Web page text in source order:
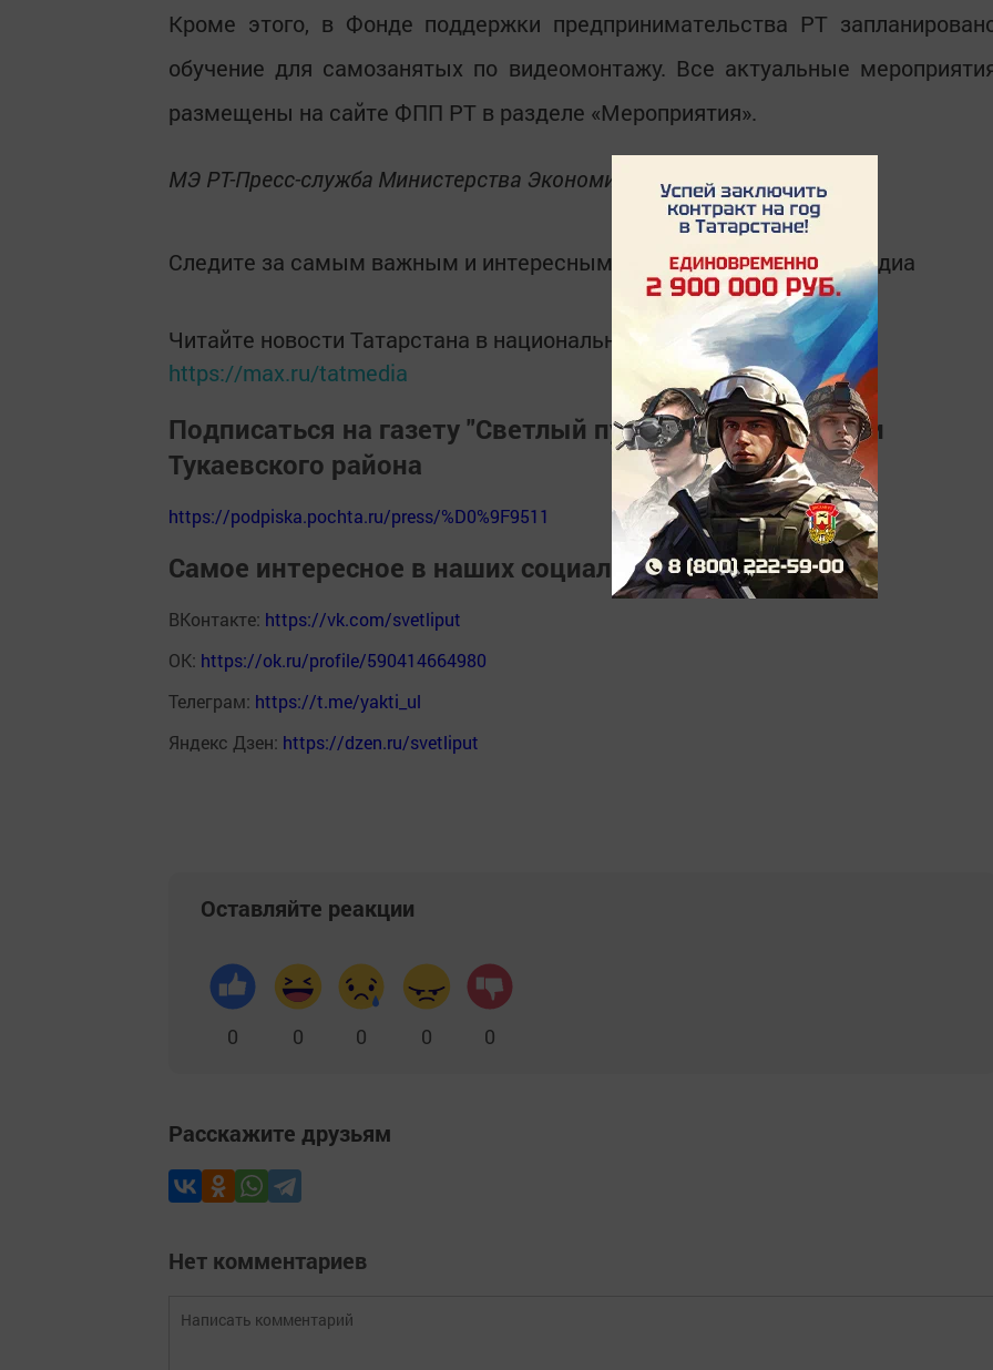
Кроме этого, в Фонде поддержки предпринимательства РТ
обучение для самозанятых по видеомонтажу. Все актуальные
размещены на сайте ФПП РТ в разделе «Мероприятия».
МЭ РТ-Пресс-служба Министерства Экономики
Следите за самым важным и интересным в Telegram-каналеТатмедиа
Читайте новости Татарстана в национальном мессенджере MАХ:
https://max.ru/tatmedia
Подписаться на газету "Светлый путь" и узнать о жизни
Тукаевского района
https://podpiska.pochta.ru/press/%D0%9F9511
Самое интересное в наших социальных сетях
ВКонтакте: https://vk.com/svetliput
ОК: https://ok.ru/profile/590414664980
Телеграм: https://t.me/yakti_ul
Яндекс Дзен: https://dzen.ru/svetliput
Оставляйте реакции
0 0 0 0 0
Расскажите друзьям
Нет комментариев